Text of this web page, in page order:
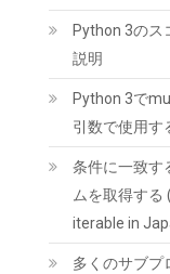
玄人志向 電源ユ
PLUS スタンダ
KRPW-L5-600W/
(
GMT +09:00 時点 -詳
Python 3のス
説明
Python 3で
引数で使用す
条件に一致す
ムを取得する
iterable in
多くのサブプ